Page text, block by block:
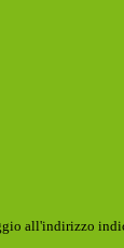
all'indirizzo